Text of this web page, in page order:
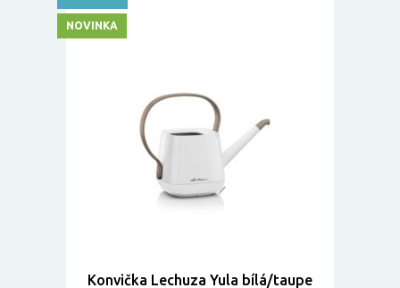
Konvička Lechuza Yula bílá/taupe
NOVINKA